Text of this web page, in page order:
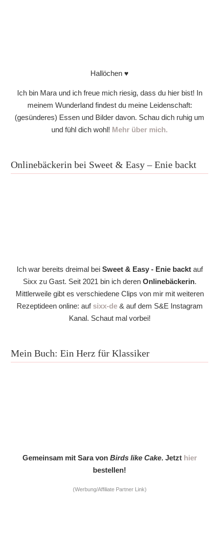
Hallöchen ♥
Ich bin Mara und ich freue mich riesig, dass du hier bist! In
meinem Wunderland findest du meine Leidenschaft:
(gesünderes) Essen und Bilder davon. Schau dich ruhig um
und fühl dich wohl! Mehr über mich.
Onlinebäckerin bei Sweet & Easy – Enie backt
Ich war bereits dreimal bei Sweet & Easy - Enie backtauf
Sixx zu Gast. Seit 2021 bin ich deren Onlinebäckerin.
Mittlerweile gibt es verschiedene Clips von mir mit weiteren
Rezeptideen online: auf sixx-de& auf dem S&E Instagram
Kanal. Schaut mal vorbei!
Mein Buch: Ein Herz für Klassiker
Gemeinsam mit Sara von Birds like Cake. Jetzt hier
bestellen!
(Werbung/Affiliate Partner Link)